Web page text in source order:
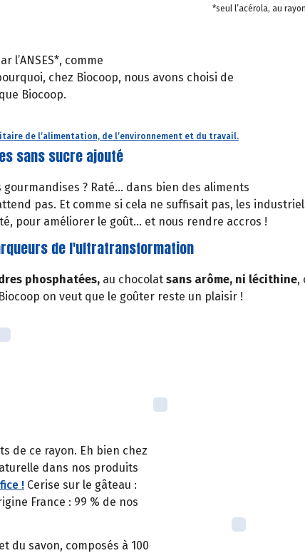
*seul l’acérola, au
l’ANSES*, comme
chez Biocoop, nous avons choisi de
Biocoop.
de l’alimentation, de l’environnement et du travail.
sans sucre ajouté
? Raté… dans bien des aliments
pas. Et comme si cela ne suffisait pas, les
pour améliorer le goût… et nous rendre accros !
de l'ultratransformation
phosphatées, au chocolat sans arôme, ni lécithine,
on veut que le goûter reste un plaisir !
de ce rayon. Eh bien chez
dans nos produits
! Cerise sur le gâteau :
France : 99 % de nos
du savon, composés à 100